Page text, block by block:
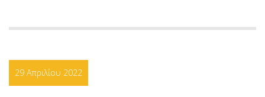
29 Απριλίου 2022